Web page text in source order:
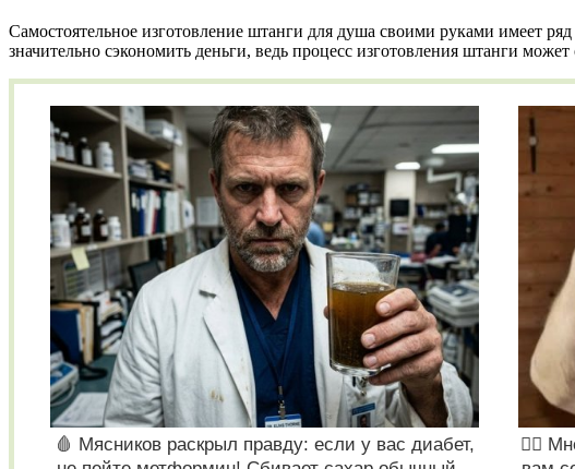
Самостоятельное изготовление штанги для душа своими руками имеет
значительно сэкономить деньги, ведь процесс изготовления штанги
🩸 Мясников раскрыл правду: если у вас диабет,
❤️‍🔥